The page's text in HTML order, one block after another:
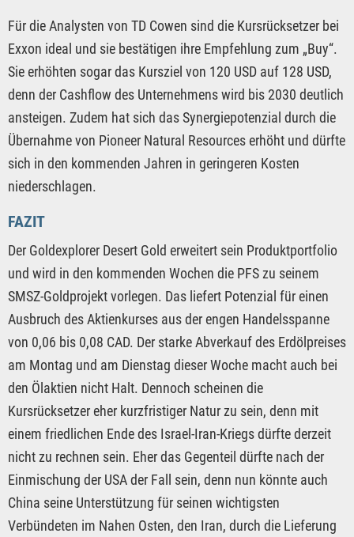
Für die Analysten von TD Cowen sind die Kursrücksetzer bei
Exxon ideal und sie bestätigen ihre Empfehlung zum „Buy“.
Sie erhöhten sogar das Kursziel von 120 USD auf 128 USD,
denn der Cashflow des Unternehmens wird bis 2030 deutlich
ansteigen. Zudem hat sich das Synergiepotenzial durch die
Übernahme von Pioneer Natural Resources erhöht und dürfte
sich in den kommenden Jahren in geringeren Kosten
niederschlagen.
FAZIT
Der Goldexplorer Desert Gold erweitert sein Produktportfolio
und wird in den kommenden Wochen die PFS zu seinem
SMSZ-Goldprojekt vorlegen. Das liefert Potenzial für einen
Ausbruch des Aktienkurses aus der engen Handelsspanne
von 0,06 bis 0,08 CAD. Der starke Abverkauf des Erdölpreises
am Montag und am Dienstag dieser Woche macht auch bei
den Ölaktien nicht Halt. Dennoch scheinen die
Kursrücksetzer eher kurzfristiger Natur zu sein, denn mit
einem friedlichen Ende des Israel-Iran-Kriegs dürfte derzeit
nicht zu rechnen sein. Eher das Gegenteil dürfte nach der
Einmischung der USA der Fall sein, denn nun könnte auch
China seine Unterstützung für seinen wichtigsten
Verbündeten im Nahen Osten, den Iran, durch die Lieferung